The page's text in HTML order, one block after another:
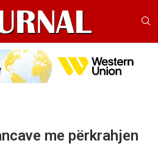
me përkrahjen